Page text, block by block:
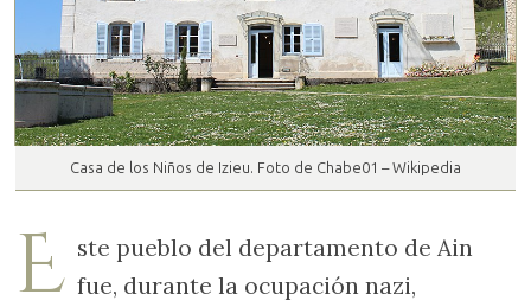
Casa de los Niños de Izieu. Foto de Chabe01 – Wikipedia
E ste pueblo del departamento de Ain
fue, durante la ocupación nazi,